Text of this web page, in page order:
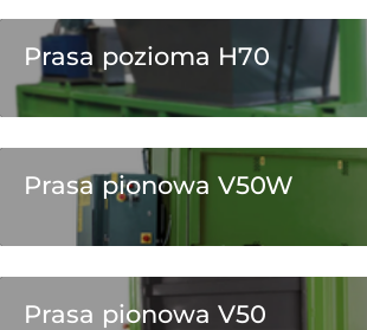
Prasa pozioma H70
Prasa pionowa V50W
Prasa pionowa V50